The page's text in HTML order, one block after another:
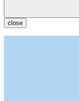
close